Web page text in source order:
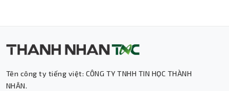
Tên công ty tiếng việt: CÔNG TY TNHH TIN HỌC THÀNH
NHÂN.